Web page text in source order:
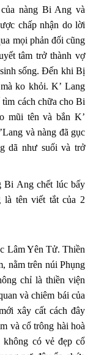
nàng Bi Ang và
chấp nhận do lời
mọi phản đối cũng
tâm trở thành vợ
sống. Đến khi Bị
ko khỏi. K’ Lang
tìm cách chữa cho Bi
mũi tên và bắn K’
và nàng đã gục
dã như suối và trở
Bi Ang chết lúc bấy
là tên viết tắt của 2
Lâm Yên Tử. Thiền
nằm trên núi Phụng
chỉ là thiền viện
và chiêm bái của
xây cất cách đây
và cổ trông hài hoà
có vẻ đẹp cổ